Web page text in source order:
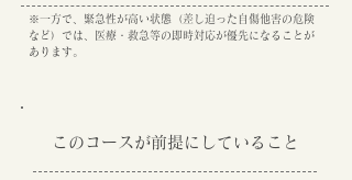
※一方で、緊急性が高い状態（差し迫った自傷他害の危険
など）では、医療・救急等の即時対応が優先になることが
あります。
このコースが前提にしていること